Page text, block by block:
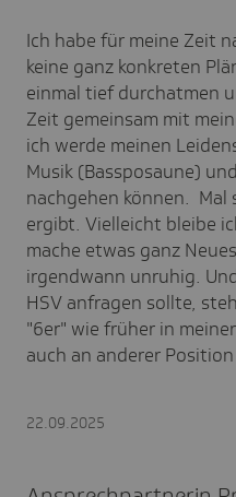
Ich habe für meine Zeit
keine ganz konkreten
einmal tief durchatmen
Zeit gemeinsam mit
ich werde meinen
Musik (Bassposaune)
nachgehen können. Mal
ergibt. Vielleicht bleibe
mache etwas ganz
irgendwann unruhig.
HSV anfragen sollte,
"6er" wie früher in
auch an anderer
22.09.2025